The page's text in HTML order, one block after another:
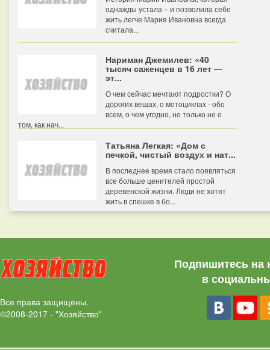
однажды устала – и позволила себе
жить легче Мария Ивановна всегда
считала...
Нариман Джемилев: «40
тысяч саженцев в 16 лет —
эт...
О чем сейчас мечтают подростки? О
дорогих вещах, о мотоциклах - обо
всем, о чем угодно, но только не о
том, как нач...
Татьяна Легкая: «Дом с
печкой, чистый воздух и нат...
В последнее время стало появляться
все больше ценителей простой
деревенской жизни. Люди не хотят
жить в спешке в бо...
Все права защищены.
©2008-2017 - "Хозяйство"
Подпишитесь на
в